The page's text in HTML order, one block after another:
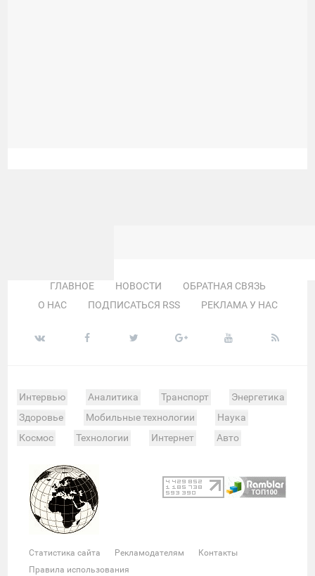
ГЛАВНОЕ НОВОСТИ
ОБРАТНАЯ СВЯЗЬ
О НАС
ПОДПИСАТЬСЯ RSS РЕКЛАМА У НАС
Интервью Аналитика Транспорт
Энергетика
Здоровье
Мобильные технологии
Наука
Космос
Технологии Интернет
Авто
Велоспорт
Покер Хоккей
Баскетбол
Мотор
Теннис Футбол
Фото и видео
Судьи
Статистика
Звезды
Скандалы Шоу-бизнес
Интервью
Статистика сайта Рекламодателям
Контакты
Правила использования